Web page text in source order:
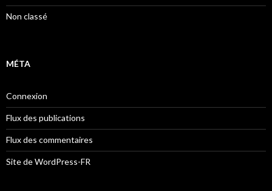
Non classé
MÉTA
Connexion
Flux des publications
Flux des commentaires
Site de WordPress-FR